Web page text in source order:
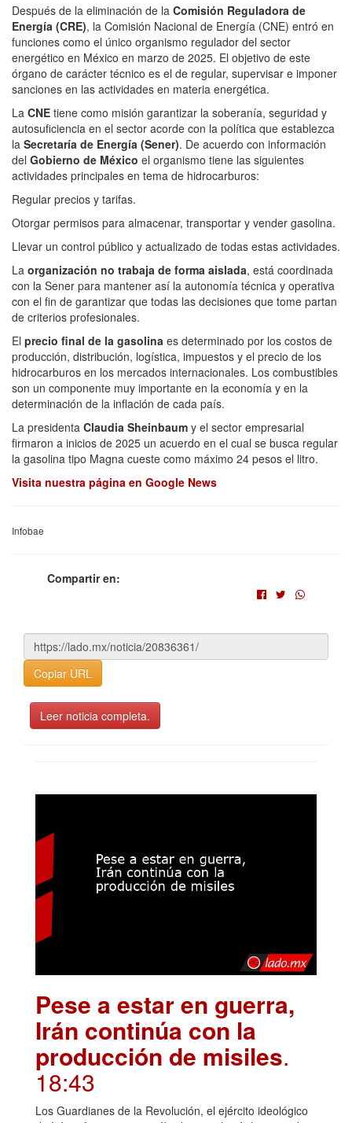
Después de la eliminación de la Comisión Reguladora de
Energía (CRE), la Comisión Nacional de Energía (CNE) entró en
funciones como el único organismo regulador del sector
energético en México en marzo de 2025. El objetivo de este
órgano de carácter técnico es el de regular, supervisar e imponer
sanciones en las actividades en materia energética.
La CNE tiene como misión garantizar la soberanía, seguridad y
autosuficiencia en el sector acorde con la política que establezca
la Secretaría de Energía (Sener). De acuerdo con información
del Gobierno de México el organismo tiene las siguientes
actividades principales en tema de hidrocarburos:
Regular precios y tarifas.
Otorgar permisos para almacenar, transportar y vender gasolina.
Llevar un control público y actualizado de todas estas actividades.
La organización no trabaja de forma aislada, está coordinada
con la Sener para mantener así la autonomía técnica y operativa
con el fin de garantizar que todas las decisiones que tome partan
de criterios profesionales.
El precio final de la gasolina es determinado por los costos de
producción, distribución, logística, impuestos y el precio de los
hidrocarburos en los mercados internacionales. Los combustibles
son un componente muy importante en la economía y en la
determinación de la inflación de cada país.
La presidenta Claudia Sheinbaum y el sector empresarial
firmaron a inicios de 2025 un acuerdo en el cual se busca regular
la gasolina tipo Magna cueste como máximo 24 pesos el litro.
Visita nuestra página en Google News
Infobae
Compartir en:
Copiar URL
Leer noticia completa.
Pese a estar en guerra,
Irán continúa con la
producción de misiles.
18:43
Los Guardianes de la Revolución, el ejército ideológico